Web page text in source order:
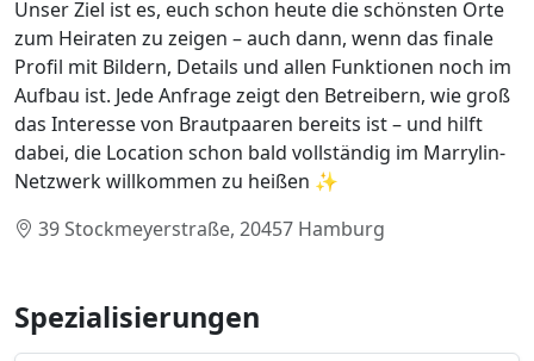
Unser Ziel ist es, euch schon heute die schönsten Orte
zum Heiraten zu zeigen – auch dann, wenn das finale
Profil mit Bildern, Details und allen Funktionen noch im
Aufbau ist. Jede Anfrage zeigt den Betreibern, wie groß
das Interesse von Brautpaaren bereits ist – und hilft
dabei, die Location schon bald vollständig im Marrylin-
Netzwerk willkommen zu heißen ✨
39 Stockmeyerstraße, 20457 Hamburg
Spezialisierungen